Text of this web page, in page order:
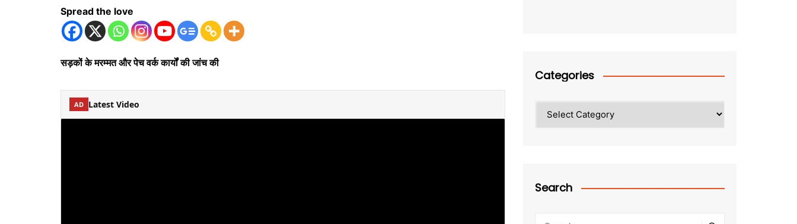
Spread the love
सड़कों के मरम्मत और पेच वर्क कार्यों की जांच की
AD Latest Video
Categories
Search